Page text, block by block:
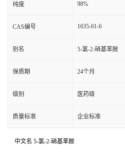
纯度 98%
CAS编号 1635-61-6
别名 5-氯-2-硝基苯胺
保质期 24个月
级别 医药级
质量标准 企业标准
中文名 5-氯-2-硝基苯胺